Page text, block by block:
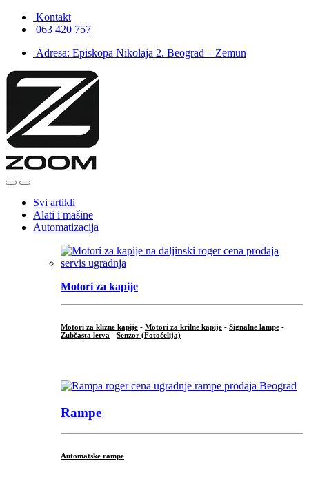
Skip
Skip
Kontakt
063 420 757
Adresa: Episkopa Nikolaja 2. Beograd – Zemun
OpenClose
Svi artikli
Alati i mašine
Automatizacija
Motori za kapije
Motori za klizne kapije - Motori za krilne kapije - Signalne lampe -
Zubčasta letva - Senzor (Fotoćelija)
Rampe
Automatske rampe